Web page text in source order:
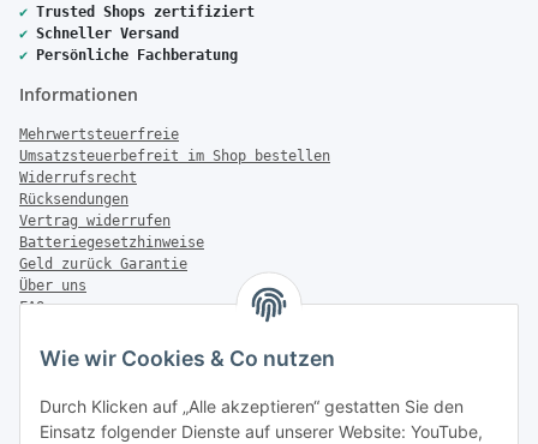
Wie wir Cookies & Co nutzen
Durch Klicken auf „Alle akzeptieren“ gestatten Sie den
Einsatz folgender Dienste auf unserer Website: YouTube,
✔ Trusted Shops zertifiziert
✔ Schneller Versand
✔ Persönliche Fachberatung
Informationen
Mehrwertsteuerfreie
Umsatzsteuerbefreit im Shop bestellen
Widerrufsrecht
Rücksendungen
Vertrag widerrufen
Batteriegesetzhinweise
Geld zurück Garantie
Über uns
FAQ
Zahlung & Versand